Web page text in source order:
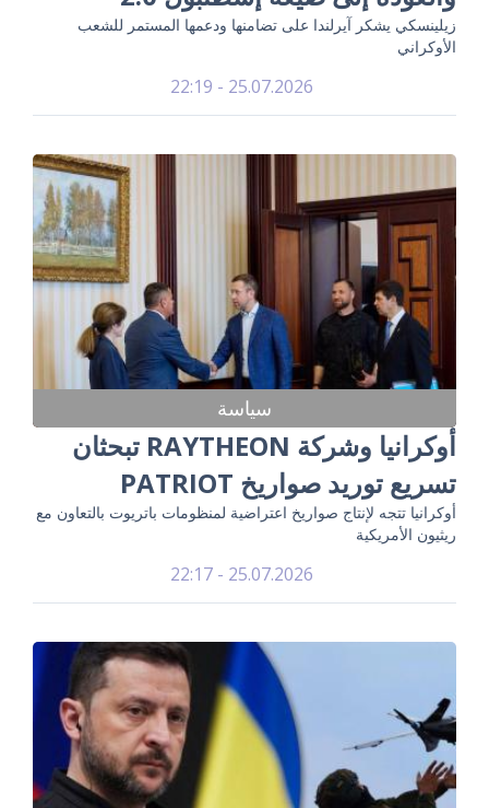
زيلينسكي يشكر آيرلندا على تضامنها ودعمها المستمر للشعب
الأوكراني
25.07.2026 - 22:19
سياسة
أوكرانيا وشركة RAYTHEON تبحثان
تسريع توريد صواريخ PATRIOT
أوكرانيا تتجه لإنتاج صواريخ اعتراضية لمنظومات باتريوت بالتعاون مع
ريثيون الأمريكية
25.07.2026 - 22:17